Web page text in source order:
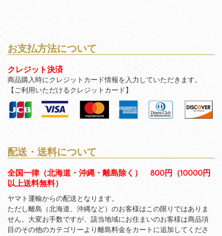
お支払方法について
クレジット決済
商品購入時にクレジットカード情報を入力していただきます。
【ご利用いただけるクレジットカード】
配送・送料について
全国一律（北海道・沖縄・離島除く） 800円（10000円
以上送料無料）
ヤマト運輸からの配送となります。
ただし離島（北海道、沖縄など）のお客様はこの限りではありま
せん。大変お手数ですが、該当地域にお住まいのお客様は商品項
目のその他のカテゴリーより離島料金をカートに追加してくださ